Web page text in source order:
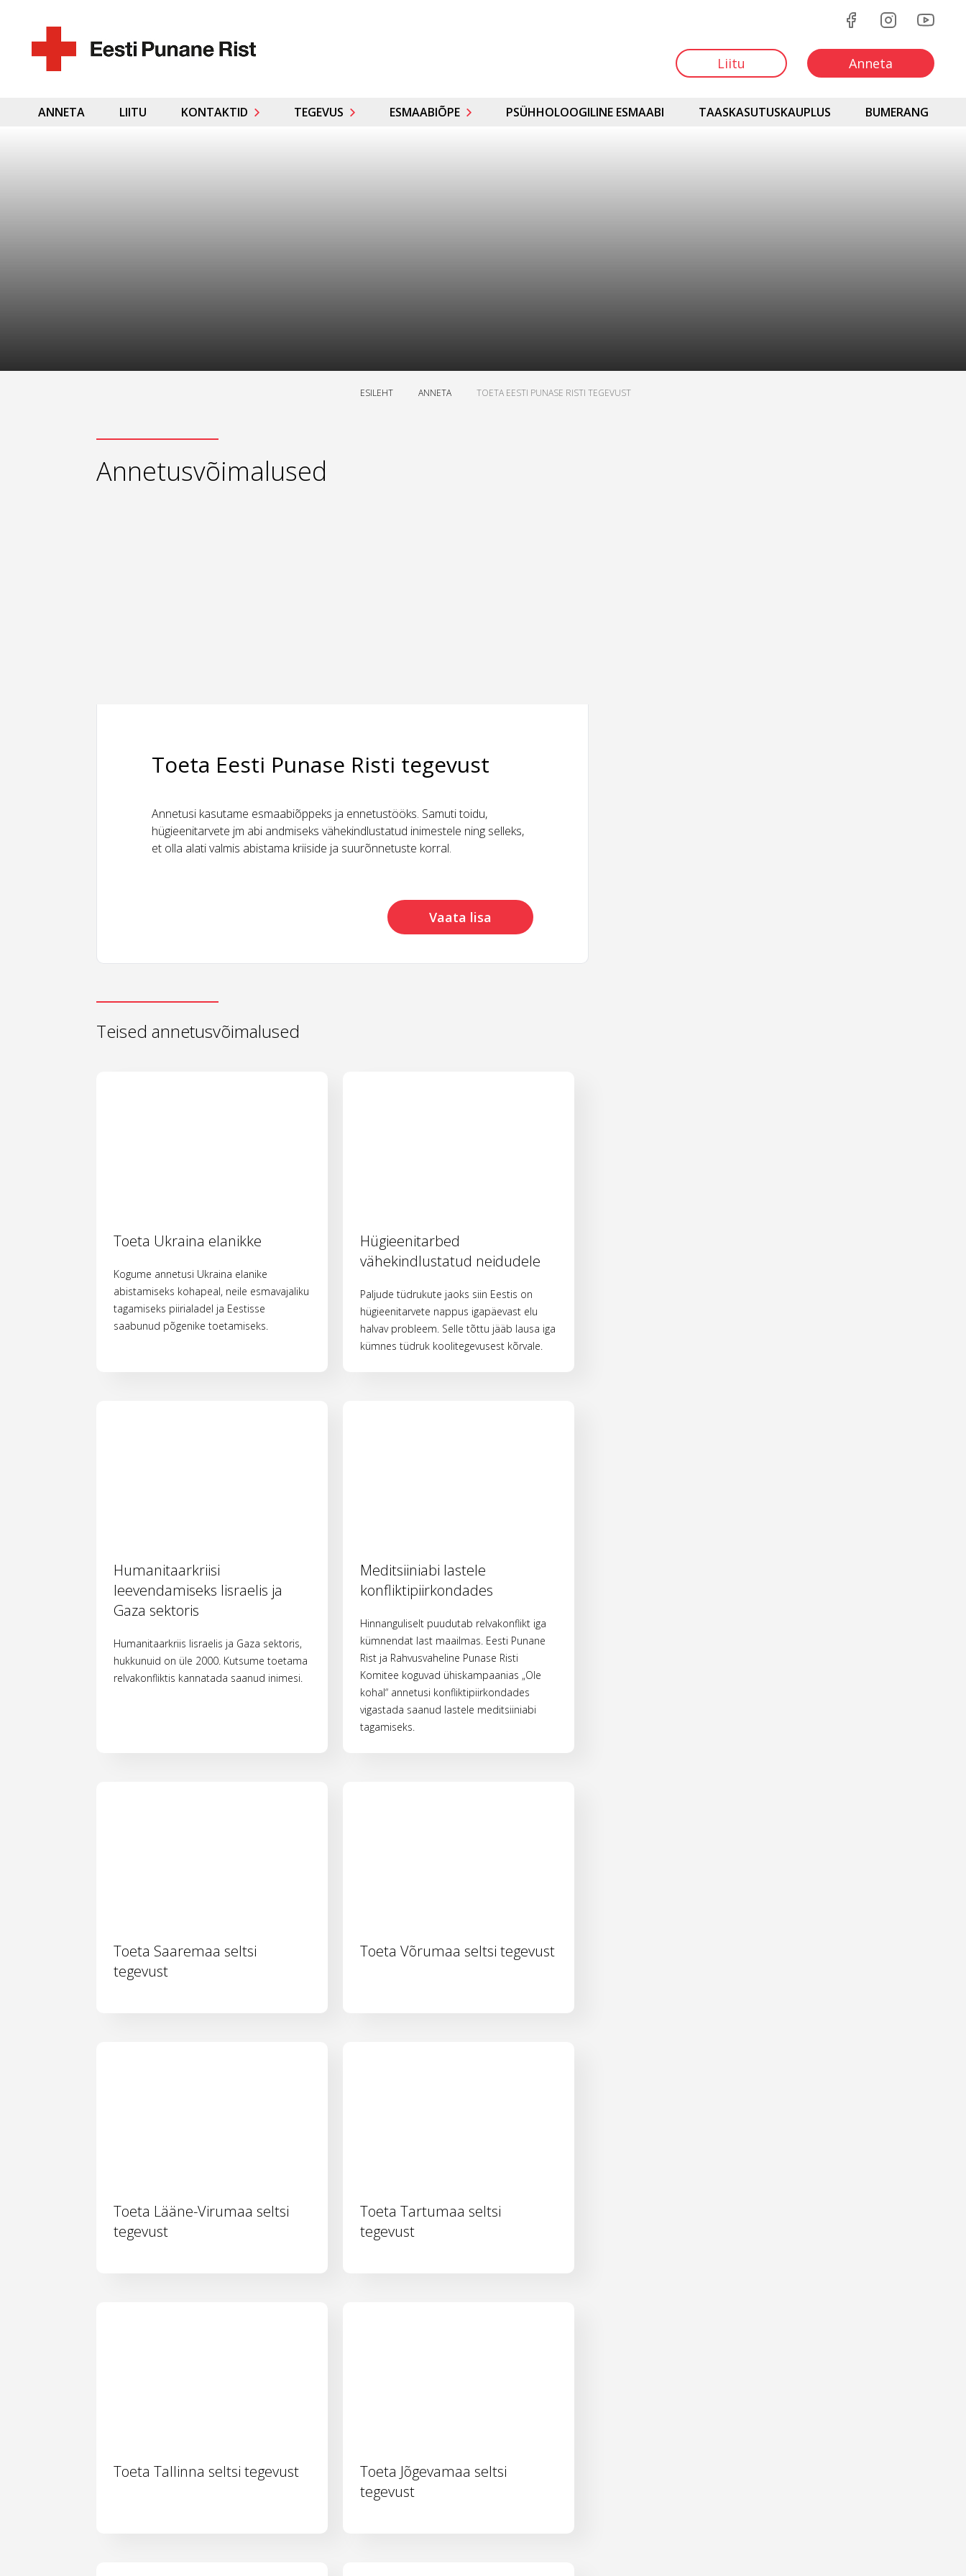
Liitu Anneta
ANNETA LIITU KONTAKTID TEGEVUS ESMAABIÕPE PSÜHHOLOOGILINE ESMAABI TAASKASUTUSKAUPLUS BUMERANG
ESILEHT ANNETA TOETA EESTI PUNASE RISTI TEGEVUST
Annetusvõimalused
Toeta Eesti Punase Risti tegevust
Annetusi kasutame esmaabiõppeks ja ennetustööks. Samuti toidu,
hügieenitarvete jm abi andmiseks vähekindlustatud inimestele ning selleks,
et olla alati valmis abistama kriiside ja suurõnnetuste korral.
Vaata lisa
Teised annetusvõimalused
Toeta Ukraina elanikke
Kogume annetusi Ukraina elanike
abistamiseks kohapeal, neile esmavajaliku
tagamiseks piirialadel ja Eestisse
saabunud põgenike toetamiseks.
Hügieenitarbed
vähekindlustatud neidudele
Paljude tüdrukute jaoks siin Eestis on
hügieenitarvete nappus igapäevast elu
halvav probleem. Selle tõttu jääb lausa iga
kümnes tüdruk koolitegevusest kõrvale.
Humanitaarkriisi
leevendamiseks Iisraelis ja
Gaza sektoris
Humanitaarkriis Iisraelis ja Gaza sektoris,
hukkunuid on üle 2000. Kutsume toetama
relvakonfliktis kannatada saanud inimesi.
Meditsiiniabi lastele
konfliktipiirkondades
Hinnanguliselt puudutab relvakonflikt iga
kümnendat last maailmas. Eesti Punane
Rist ja Rahvusvaheline Punase Risti
Komitee koguvad ühiskampaanias „Ole
kohal“ annetusi konfliktipiirkondades
vigastada saanud lastele meditsiiniabi
tagamiseks.
Toeta Saaremaa seltsi
tegevust
Toeta Võrumaa seltsi tegevust
Toeta Lääne-Virumaa seltsi
tegevust
Toeta Tartumaa seltsi
tegevust
Toeta Tallinna seltsi tegevust
Toeta Jõgevamaa seltsi
tegevust